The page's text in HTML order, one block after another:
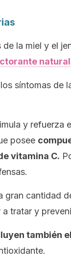
la miel y el
natural
síntomas de
y refuerza
posee
vitamina C.
gran cantidad
a tratar y
también el